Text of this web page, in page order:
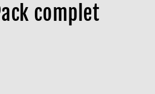
complet